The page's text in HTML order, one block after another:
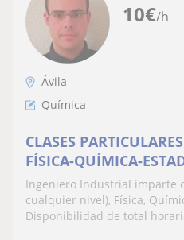
10€/h
Ávila
Química
CLASES
FÍSICA-QUÍMICA-
(PRESENCIAL/ON-LINE)
Ingeniero Industrial imparte
cualquier nivel), Física,
Disponibilidad de total